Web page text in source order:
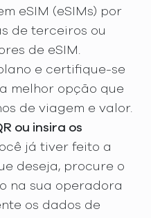
eSIM (eSIMs) por
de terceiros ou
de eSIM.
e certifique-se
melhor opção que
de viagem e valor.
ou insira os
já tiver feito a
deseja, procure o
na sua operadora
os dados de